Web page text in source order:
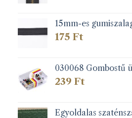
15mm-es
175 Ft
030068 Gombostű
239 Ft
Egyoldalas